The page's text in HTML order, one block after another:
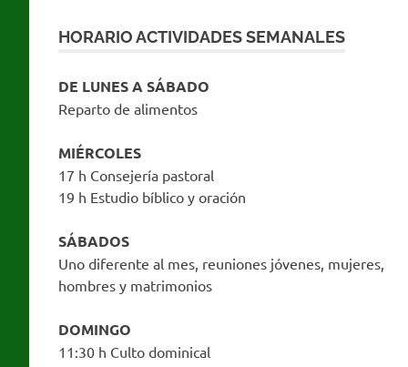
HORARIO ACTIVIDADES SEMANALES
DE LUNES A SÁBADO
Reparto de alimentos
MIÉRCOLES
17 h Consejería pastoral
19 h Estudio bíblico y oración
SÁBADOS
Uno diferente al mes, reuniones jóvenes, mujeres,
hombres y matrimonios
DOMINGO
11:30 h Culto dominical